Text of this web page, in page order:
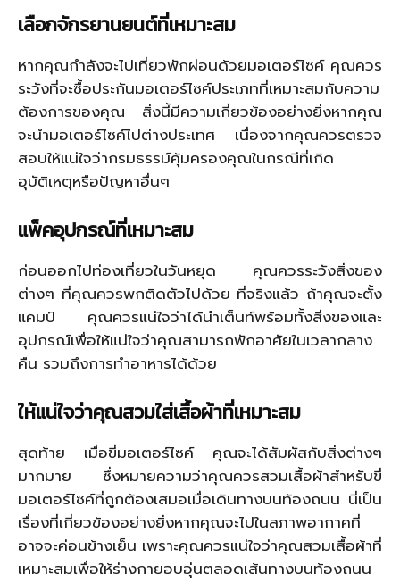
เลือกจักรยานยนต์ที่เหมาะสม
หากคุณกำลังจะไปเที่ยวพักผ่อนด้วยมอเตอร์ไซค์ คุณควร
ระวังที่จะซื้อประกันมอเตอร์ไซค์ประเภทที่เหมาะสมกับความ
ต้องการของคุณ สิ่งนี้มีความเกี่ยวข้องอย่างยิ่งหากคุณ
จะนำมอเตอร์ไซค์ไปต่างประเทศ เนื่องจากคุณควรตรวจ
สอบให้แน่ใจว่ากรมธรรม์คุ้มครองคุณในกรณีที่เกิด
อุบัติเหตุหรือปัญหาอื่นๆ
แพ็คอุปกรณ์ที่เหมาะสม
ก่อนออกไปท่องเที่ยวในวันหยุด คุณควรระวังสิ่งของ
ต่างๆ ที่คุณควรพกติดตัวไปด้วย ที่จริงแล้ว ถ้าคุณจะตั้ง
แคมป์ คุณควรแน่ใจว่าได้นำเต็นท์พร้อมทั้งสิ่งของและ
อุปกรณ์เพื่อให้แน่ใจว่าคุณสามารถพักอาศัยในเวลากลาง
คืน รวมถึงการทำอาหารได้ด้วย
ให้แน่ใจว่าคุณสวมใส่เสื้อผ้าที่เหมาะสม
สุดท้าย เมื่อขี่มอเตอร์ไซค์ คุณจะได้สัมผัสกับสิ่งต่างๆ
มากมาย ซึ่งหมายความว่าคุณควรสวมเสื้อผ้าสำหรับขี่
มอเตอร์ไซค์ที่ถูกต้องเสมอเมื่อเดินทางบนท้องถนน นี่เป็น
เรื่องที่เกี่ยวข้องอย่างยิ่งหากคุณจะไปในสภาพอากาศที่
อาจจะค่อนข้างเย็น เพราะคุณควรแน่ใจว่าคุณสวมเสื้อผ้าที่
เหมาะสมเพื่อให้ร่างกายอบอุ่นตลอดเส้นทางบนท้องถนน